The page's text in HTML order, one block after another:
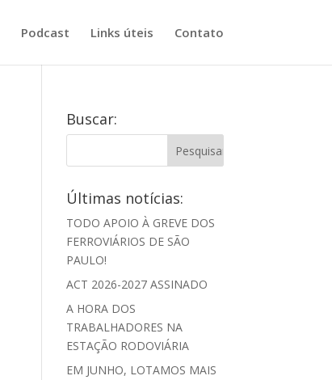
Podcast Links úteis Contato
Buscar:
Últimas notícias:
TODO APOIO À GREVE DOS
FERROVIÁRIOS DE SÃO
PAULO!
ACT 2026-2027 ASSINADO
A HORA DOS
TRABALHADORES NA
ESTAÇÃO RODOVIÁRIA
EM JUNHO, LOTAMOS MAIS